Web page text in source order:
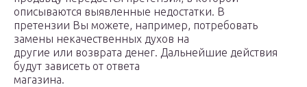
описываются выявленные недостатки. В
претензии Вы можете, например, потребовать
замены некачественных духов на
другие или возврата денег. Дальнейшие действия
будут зависеть от ответа
магазина.